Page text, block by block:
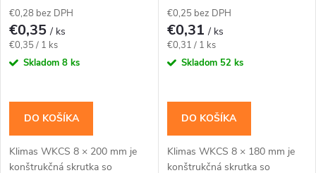
€0,28 bez DPH
€0,35/ ks
Jednotková
cena:
€0,35 / 1 ks
Skladom 8 ks
DO KOŠÍKA
Klimas WKCS 8 × 200 mm je
konštrukčná skrutka so
€0,25 bez DPH
€0,31/ ks
Jednotková
cena:
€0,31 / 1 ks
Skladom 52 ks
DO KOŠÍKA
Klimas WKCS 8 × 180 mm je
konštrukčná skrutka so